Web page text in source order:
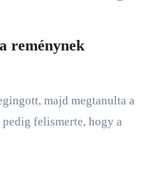
reménynek
felismerte, hogy a